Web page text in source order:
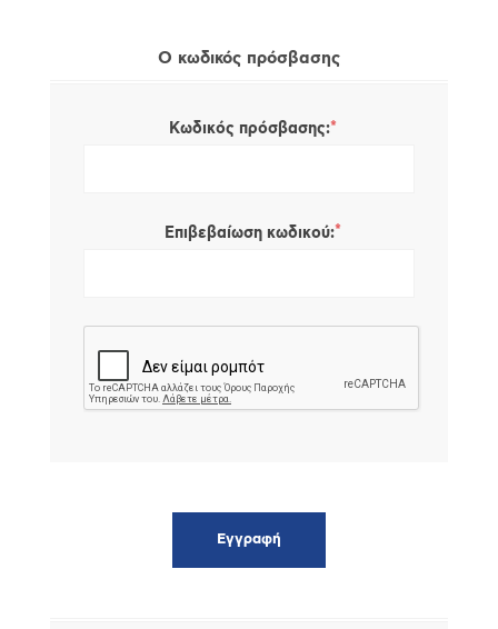
Ο κωδικός πρόσβασης
Κωδικός πρόσβασης:*
Επιβεβαίωση κωδικού:*